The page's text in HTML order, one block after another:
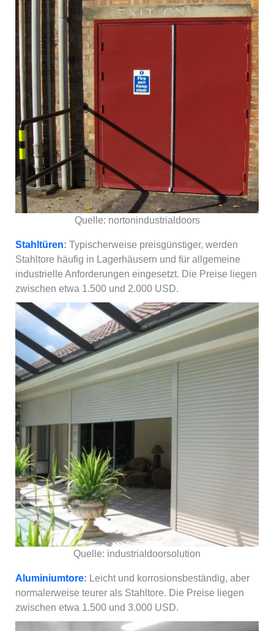
Quelle: nortonindustrialdoors
Stahltüren: Typischerweise preisgünstiger, werden
Stahltore häufig in Lagerhäusern und für allgemeine
industrielle Anforderungen eingesetzt. Die Preise liegen
zwischen etwa 1.500 und 2.000 USD.
Quelle: industrialdoorsolution
Aluminiumtore: Leicht und korrosionsbeständig, aber
normalerweise teurer als Stahltore. Die Preise liegen
zwischen etwa 1.500 und 3.000 USD.